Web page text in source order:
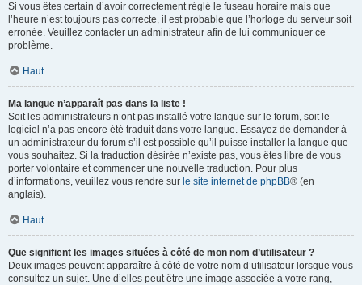
Si vous êtes certain d’avoir correctement réglé le fuseau horaire mais que
l’heure n’est toujours pas correcte, il est probable que l’horloge du serveur soit
erronée. Veuillez contacter un administrateur afin de lui communiquer ce
problème.
Haut
Ma langue n’apparaît pas dans la liste !
Soit les administrateurs n’ont pas installé votre langue sur le forum, soit le
logiciel n’a pas encore été traduit dans votre langue. Essayez de demander à
un administrateur du forum s’il est possible qu’il puisse installer la langue que
vous souhaitez. Si la traduction désirée n’existe pas, vous êtes libre de vous
porter volontaire et commencer une nouvelle traduction. Pour plus
d’informations, veuillez vous rendre sur le site internet de phpBB® (en
anglais).
Haut
Que signifient les images situées à côté de mon nom d’utilisateur ?
Deux images peuvent apparaître à côté de votre nom d’utilisateur lorsque vous
consultez un sujet. Une d’elles peut être une image associée à votre rang,